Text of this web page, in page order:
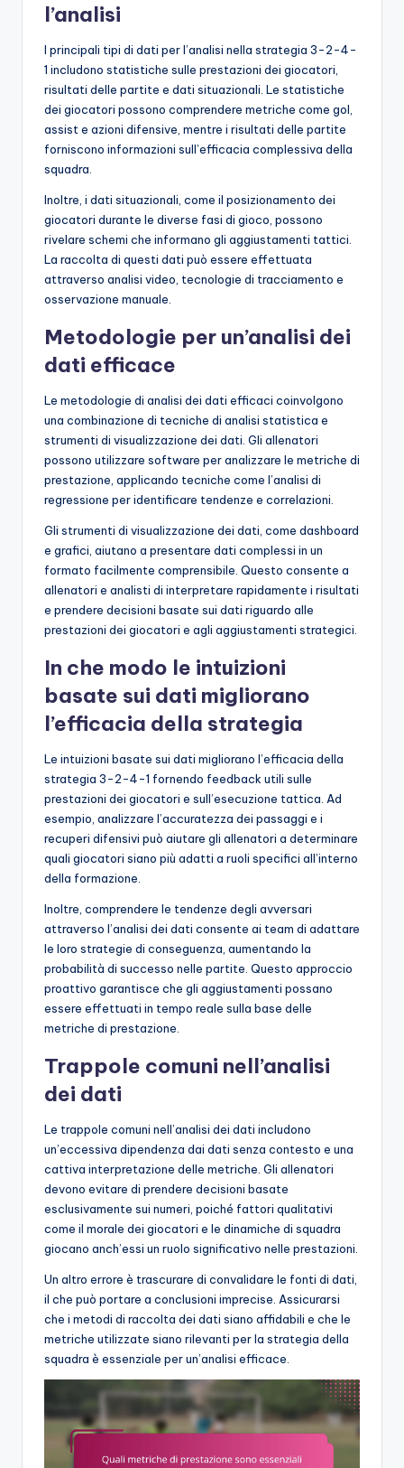
l’analisi
I principali tipi di dati per l’analisi nella strategia 3-2-4-
1 includono statistiche sulle prestazioni dei giocatori,
risultati delle partite e dati situazionali. Le statistiche
dei giocatori possono comprendere metriche come gol,
assist e azioni difensive, mentre i risultati delle partite
forniscono informazioni sull’efficacia complessiva della
squadra.
Inoltre, i dati situazionali, come il posizionamento dei
giocatori durante le diverse fasi di gioco, possono
rivelare schemi che informano gli aggiustamenti tattici.
La raccolta di questi dati può essere effettuata
attraverso analisi video, tecnologie di tracciamento e
osservazione manuale.
Metodologie per un’analisi dei
dati efficace
Le metodologie di analisi dei dati efficaci coinvolgono
una combinazione di tecniche di analisi statistica e
strumenti di visualizzazione dei dati. Gli allenatori
possono utilizzare software per analizzare le metriche di
prestazione, applicando tecniche come l’analisi di
regressione per identificare tendenze e correlazioni.
Gli strumenti di visualizzazione dei dati, come dashboard
e grafici, aiutano a presentare dati complessi in un
formato facilmente comprensibile. Questo consente a
allenatori e analisti di interpretare rapidamente i risultati
e prendere decisioni basate sui dati riguardo alle
prestazioni dei giocatori e agli aggiustamenti strategici.
In che modo le intuizioni
basate sui dati migliorano
l’efficacia della strategia
Le intuizioni basate sui dati migliorano l’efficacia della
strategia 3-2-4-1 fornendo feedback utili sulle
prestazioni dei giocatori e sull’esecuzione tattica. Ad
esempio, analizzare l’accuratezza dei passaggi e i
recuperi difensivi può aiutare gli allenatori a determinare
quali giocatori siano più adatti a ruoli specifici all’interno
della formazione.
Inoltre, comprendere le tendenze degli avversari
attraverso l’analisi dei dati consente ai team di adattare
le loro strategie di conseguenza, aumentando la
probabilità di successo nelle partite. Questo approccio
proattivo garantisce che gli aggiustamenti possano
essere effettuati in tempo reale sulla base delle
metriche di prestazione.
Trappole comuni nell’analisi
dei dati
Le trappole comuni nell’analisi dei dati includono
un’eccessiva dipendenza dai dati senza contesto e una
cattiva interpretazione delle metriche. Gli allenatori
devono evitare di prendere decisioni basate
esclusivamente sui numeri, poiché fattori qualitativi
come il morale dei giocatori e le dinamiche di squadra
giocano anch’essi un ruolo significativo nelle prestazioni.
Un altro errore è trascurare di convalidare le fonti di dati,
il che può portare a conclusioni imprecise. Assicurarsi
che i metodi di raccolta dei dati siano affidabili e che le
metriche utilizzate siano rilevanti per la strategia della
squadra è essenziale per un’analisi efficace.